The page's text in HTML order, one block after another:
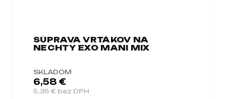
SÚPRAVA VRTÁKOV NA
NECHTY EXO MANI MIX
SKLADOM
5,35 € bez DPH
6,58 €